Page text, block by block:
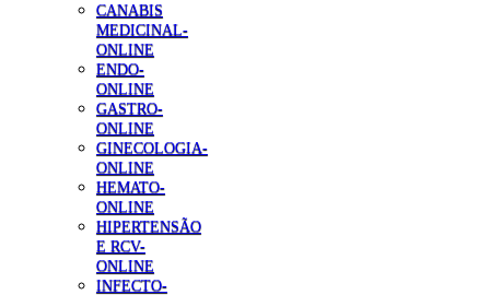
CANABIS
MEDICINAL-
ONLINE
ENDO-
ONLINE
GASTRO-
ONLINE
GINECOLOGIA-
ONLINE
HEMATO-
ONLINE
HIPERTENSÃO
E RCV-
ONLINE
INFECTO-